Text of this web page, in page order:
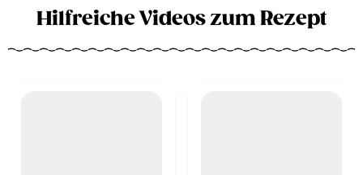
Hilfreiche Videos zum Rezept